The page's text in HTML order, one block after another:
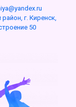
г. Киренск,
50